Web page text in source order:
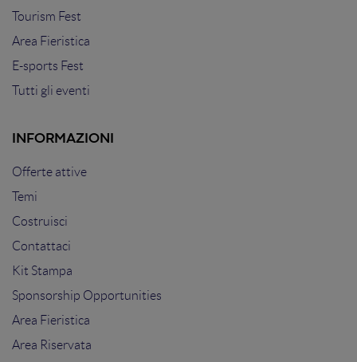
Tourism Fest
Area Fieristica
E-sports Fest
Tutti gli eventi
INFORMAZIONI
Offerte attive
Temi
Costruisci
Contattaci
Kit Stampa
Sponsorship Opportunities
Area Fieristica
Area Riservata